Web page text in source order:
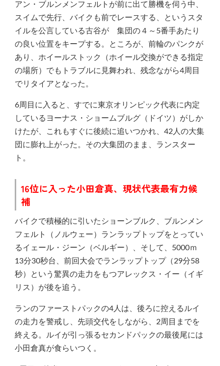
アン・ブルンメンフェルトが前に出て勝機を伺う中、
スイムで先行、バイクも前でレースする、というスタ
イルを公言している古谷が 集団の４～5番手あたり
の良い位置をキープする。ところが、前輪のパンクが
あり、ホイールストック（ホイール交換ができる指定
の場所）でもトラブルに見舞われ、残念ながら4周目
でリタイアとなった。
6周目に入ると、すでに東京オリンピック代表に内定
しているヨーナス・ショームブルグ（ドイツ）がしか
けたが、これもすぐに後続に追いつかれ、42人の大集
団に膨れ上がった。その大集団のまま、ランスター
ト。
16位に入った小田倉真、現状代表最有力候
補
バイクで積極的に引いたショーンブルク、ブルンメン
フェルト（ノルウェー）ランラップトップをとってい
るイェール・ジーン（ベルギー）、そして、5000ｍ
13分30秒台、前回大会でランラップトップ（29分58
秒）という驚異の走力をもつアレックス・イー（イギ
リス）が後を追う。
ランのファーストパックの4人は、後ろに控えるルイ
の走力を警戒し、先頭交代をしながら、2周目までを
終える。ルイが引っ張るセカンドパックの最後尾には
小田倉真が食らいつく。